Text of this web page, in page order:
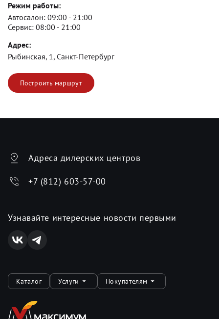
Режим работы:
Автосалон: 09:00 - 21:00
Сервис: 08:00 - 21:00
Адрес:
Рыбинская, 1, Санкт-Петербург
Построить маршрут
Адреса дилерских центров
+7 (812) 603-57-00
Узнавайте интересные новости первыми
Каталог Услуги Покупателям